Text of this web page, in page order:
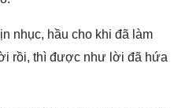
nhục, hầu cho khi đã làm
rồi, thì được như lời đã hứa